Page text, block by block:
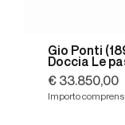
Gio Ponti
Doccia Le
€ 33.850,00
Importo